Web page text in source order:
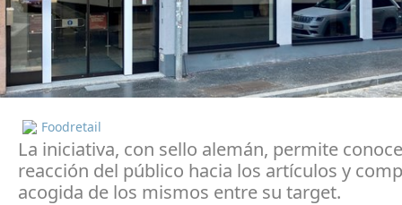
Foodretail
La iniciativa, con sello alemán, permite
reacción del público hacia los artículos y
acogida de los mismos entre su target.